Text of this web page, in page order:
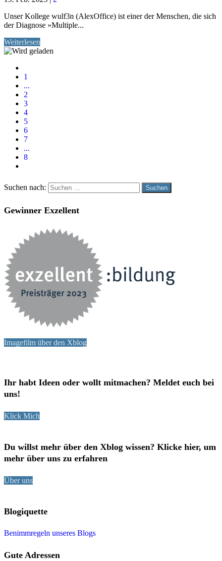
Unser Kollege wulf3n (AlexOffice) ist einer der Menschen, die sich
der Diagnose »Multiple...
Weiterlesen
1
...
2
3
4
5
6
7
...
8
Suchen nach:
Gewinner Exzellent
Imagefilm über den Xblog
Ihr habt Ideen oder wollt mitmachen? Meldet euch bei
uns!
Klick Mich
Du willst mehr über den Xblog wissen? Klicke hier, um
mehr über uns zu erfahren
Über uns
Blogiquette
Benimmregeln unseres Blogs
Gute Adressen